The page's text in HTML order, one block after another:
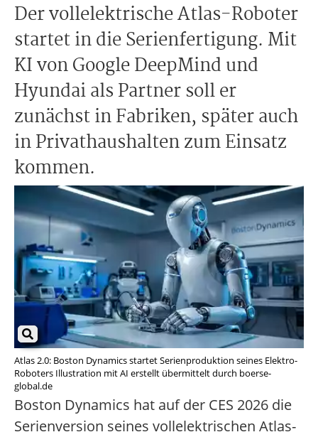
Der vollelektrische Atlas-Roboter
startet in die Serienfertigung. Mit
KI von Google DeepMind und
Hyundai als Partner soll er
zunächst in Fabriken, später auch
in Privathaushalten zum Einsatz
kommen.
Atlas 2.0: Boston Dynamics startet Serienproduktion seines Elektro-
Roboters Illustration mit AI erstellt übermittelt durch boerse-
global.de
Boston Dynamics hat auf der CES 2026 die
Serienversion seines vollelektrischen Atlas-